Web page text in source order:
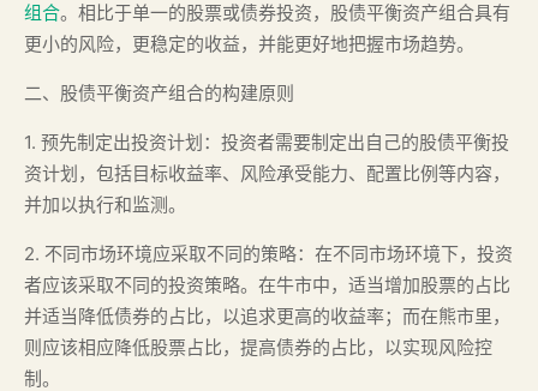
组合。相比于单一的股票或债券投资，股债平衡资产组合具有
更小的风险，更稳定的收益，并能更好地把握市场趋势。
二、股债平衡资产组合的构建原则
1. 预先制定出投资计划：投资者需要制定出自己的股债平衡投
资计划，包括目标收益率、风险承受能力、配置比例等内容，
并加以执行和监测。
2. 不同市场环境应采取不同的策略：在不同市场环境下，投资
者应该采取不同的投资策略。在牛市中，适当增加股票的占比
并适当降低债券的占比，以追求更高的收益率；而在熊市里，
则应该相应降低股票占比，提高债券的占比，以实现风险控
制。